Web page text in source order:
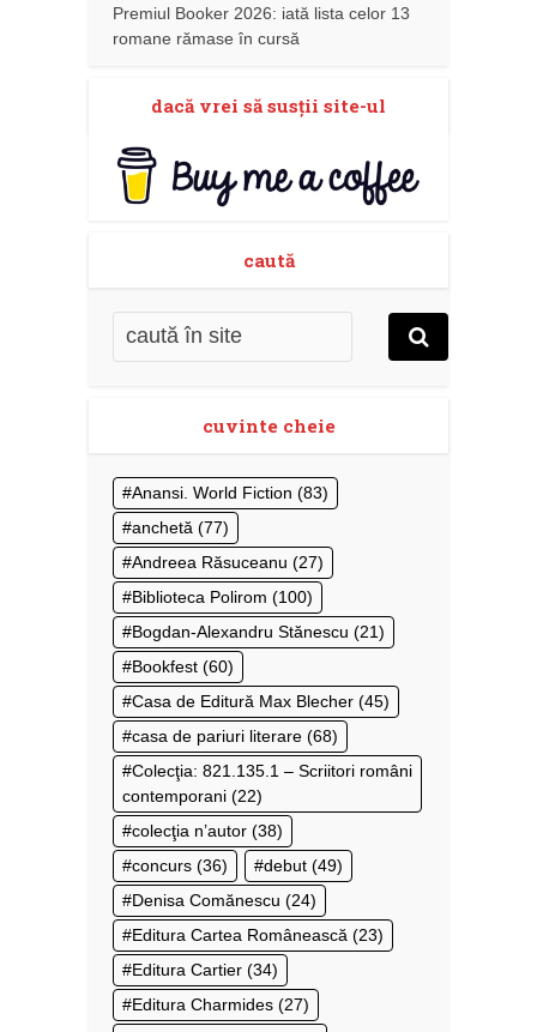
Premiul Booker 2026: iată lista celor 13
romane rămase în cursă
dacă vrei să susţii site-ul
caută
cuvinte cheie
Anansi. World Fiction (83)
anchetă (77)
Andreea Răsuceanu (27)
Biblioteca Polirom (100)
Bogdan-Alexandru Stănescu (21)
Bookfest (60)
Casa de Editură Max Blecher (45)
casa de pariuri literare (68)
Colecţia: 821.135.1 – Scriitori români
contemporani (22)
colecţia n’autor (38)
concurs (36) debut (49)
Denisa Comănescu (24)
Editura Cartea Românească (23)
Editura Cartier (34)
Editura Charmides (27)